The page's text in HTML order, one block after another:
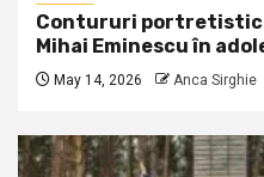
Contururi
Mihai Eminescu în
May 14, 2026 Anca Sirghie